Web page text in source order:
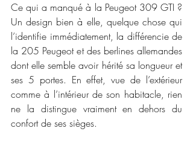
Ce qui a manqué à la Peugeot 309 GTI ?
Un design bien à elle, quelque chose qui
l’identifie immédiatement, la différencie de
la 205 Peugeot et des berlines allemandes
dont elle semble avoir hérité sa longueur et
ses 5 portes. En effet, vue de l’extérieur
comme à l’intérieur de son habitacle, rien
ne la distingue vraiment en dehors du
confort de ses sièges.